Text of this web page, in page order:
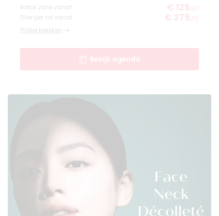
Botox zone vanaf € 125 ,00
Filler per ml vanaf
€ 375 ,00
Profiel bekijken
Bekijk agenda